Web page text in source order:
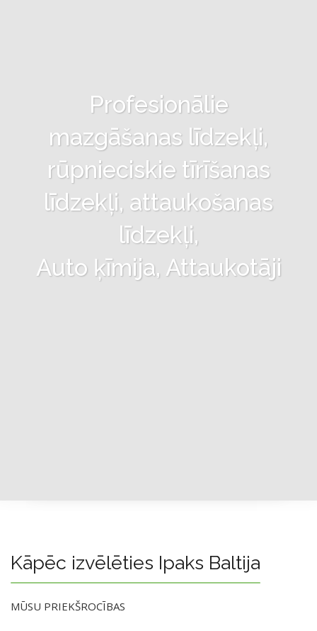
Profesionālie
mazgāšanas līdzekļi,
rūpnieciskie tīrīšanas
līdzekļi, attaukošanas
līdzekļi,
Auto ķīmija, Attaukotāji
Kāpēc izvēlēties Ipaks Baltija
MŪSU PRIEKŠROCĪBAS